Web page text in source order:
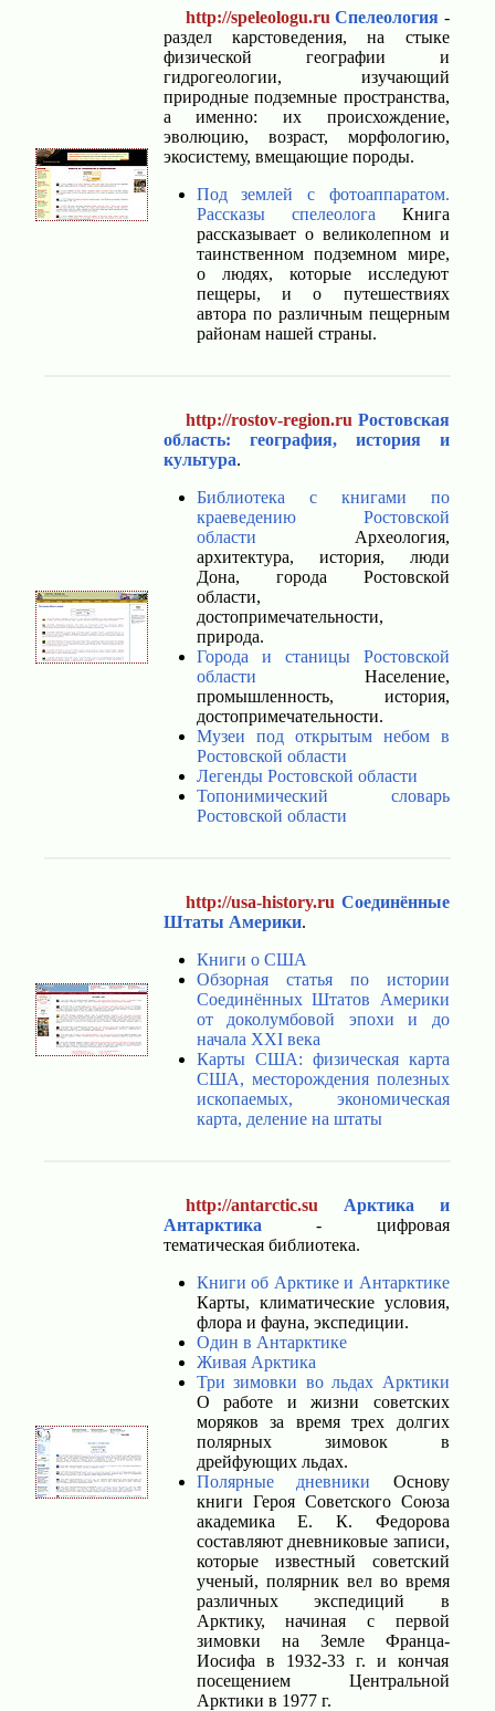
http://speleologu.ru Спелеология -
раздел карстоведения, на стыке
физической географии и
гидрогеологии, изучающий
природные подземные пространства,
а именно: их происхождение,
эволюцию, возраст, морфологию,
экосистему, вмещающие породы.
Под землей с фотоаппаратом.
Рассказы спелеолога Книга
рассказывает о великолепном и
таинственном подземном мире,
о людях, которые исследуют
пещеры, и о путешествиях
автора по различным пещерным
районам нашей страны.
http://rostov-region.ru Ростовская
область: география, история и
культура.
Библиотека с книгами по
краеведению Ростовской
области Археология,
архитектура, история, люди
Дона, города Ростовской
области,
достопримечательности,
природа.
Города и станицы Ростовской
области Население,
промышленность, история,
достопримечательности.
Музеи под открытым небом в
Ростовской области
Легенды Ростовской области
Топонимический словарь
Ростовской области
http://usa-history.ru Соединённые
Штаты Америки.
Книги о США
Обзорная статья по истории
Соединённых Штатов Америки
от доколумбовой эпохи и до
начала XXI века
Карты США: физическая карта
США, месторождения полезных
ископаемых, экономическая
карта, деление на штаты
http://antarctic.su
Арктика и
Антарктика - цифровая
тематическая библиотека.
Книги об Арктике и Антарктике
Карты, климатические условия,
флора и фауна, экспедиции.
Один в Антарктике
Живая Арктика
Три зимовки во льдах Арктики
О работе и жизни советских
моряков за время трех долгих
полярных зимовок в
дрейфующих льдах.
Полярные дневники Основу
книги Героя Советского Союза
академика Е. К. Федорова
составляют дневниковые записи,
которые известный советский
ученый, полярник вел во время
различных экспедиций в
Арктику, начиная с первой
зимовки на Земле Франца-
Иосифа в 1932-33 г. и кончая
посещением Центральной
Арктики в 1977 г.